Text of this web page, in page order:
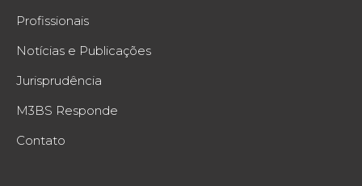
Profissionais
Notícias e Publicações
Jurisprudência
M3BS Responde
Contato